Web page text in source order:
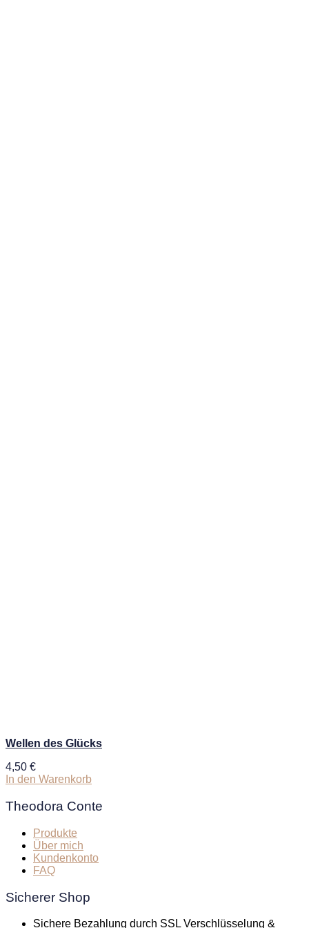
Wellen des Glücks
4,50 €
In den Warenkorb
Theodora Conte
Produkte
Über mich
Kundenkonto
FAQ
Sicherer Shop
Sichere Bezahlung durch SSL Verschlüsselung &